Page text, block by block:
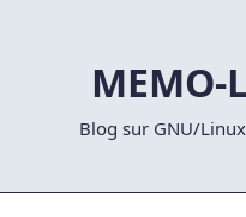
MEMO-
Blog sur GNU/